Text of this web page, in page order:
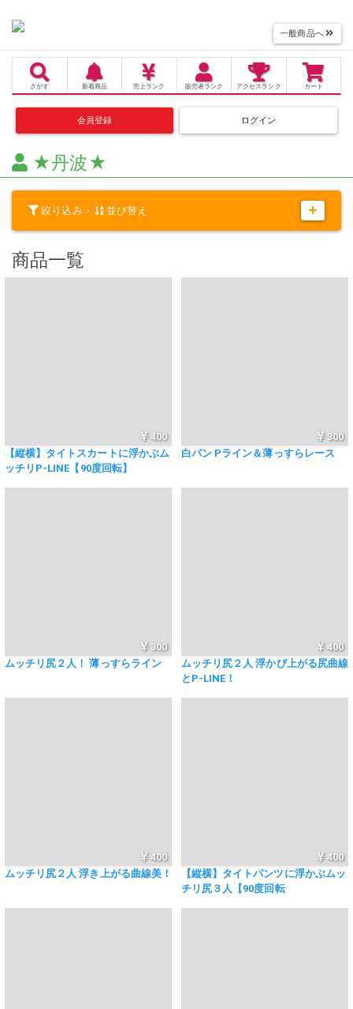
一般商品へ
さがす 新着商品 売上 ランク 販売者ランク アクセス ランク カート
会員登録 ログイン
★丹波★
絞り込み・ 並び替え
商品一覧
400
【縦横】タイトスカートに浮かぶム
ッチリP-LINE【90度回転】
300
白パン Pライン＆薄っすらレース
300
ムッチリ尻２人！ 薄っすらライン
400
ムッチリ尻２人 浮かび上がる尻曲線
とP-LINE！
400
ムッチリ尻２人 浮き上がる曲線美！
400
【縦横】タイトパンツに浮かぶムッ
チリ尻３人【90度回転